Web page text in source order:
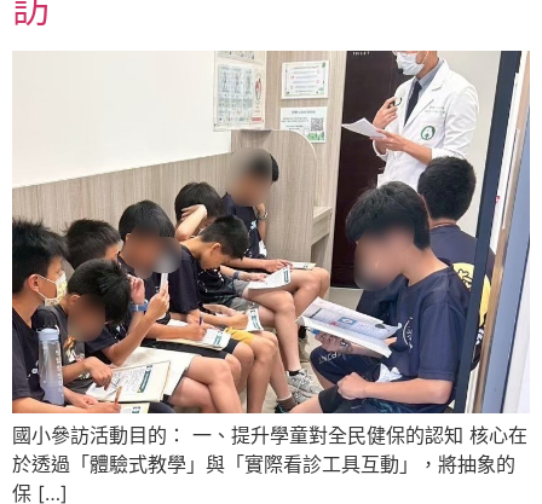
國小參訪活動目的： 一、提升學童對全民健保的認知 核心在
於透過「體驗式教學」與「實際看診工具互動」，將抽象的
保 […]